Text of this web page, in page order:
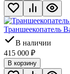
Траншеекопатель
В наличии
415 000 ₽
В корзину